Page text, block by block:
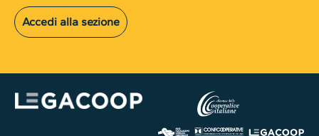
Accedi alla sezione